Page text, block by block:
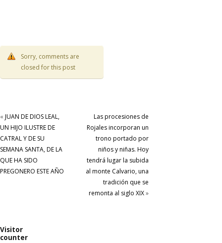
Sorry, comments are
closed for this post
« JUAN DE DIOS LEAL,
UN HIJO ILUSTRE DE
CATRAL Y DE SU
SEMANA SANTA, DE LA
QUE HA SIDO
PREGONERO ESTE AÑO
Las procesiones de
Rojales incorporan un
trono portado por
niños y niñas. Hoy
tendrá lugar la subida
al monte Calvario, una
tradición que se
remonta al siglo XIX»
Visitor
counter